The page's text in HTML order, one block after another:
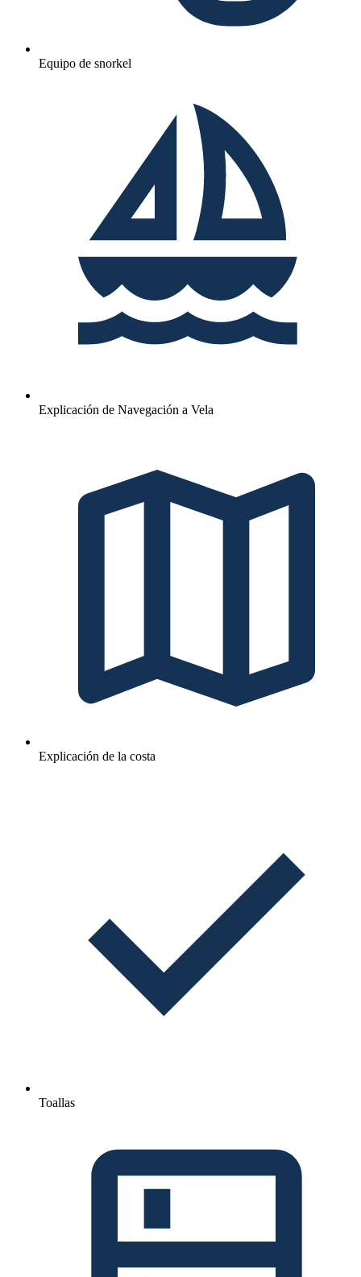
Equipo de snorkel
Explicación de Navegación a Vela
Explicación de la costa
Toallas